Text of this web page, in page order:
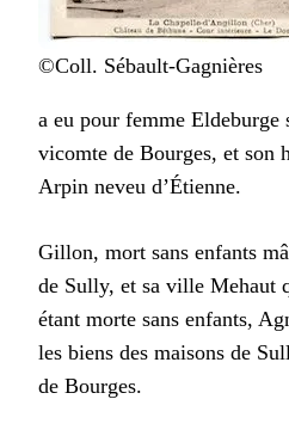
©Coll. Sébault-Gagnières
a eu pour femme Eldeburge
vicomte de Bourges, et son
Arpin neveu d’Étienne.
Gillon, mort sans enfants
de Sully, et sa ville Mehaut
étant morte sans enfants,
les biens des maisons de
de Bourges.